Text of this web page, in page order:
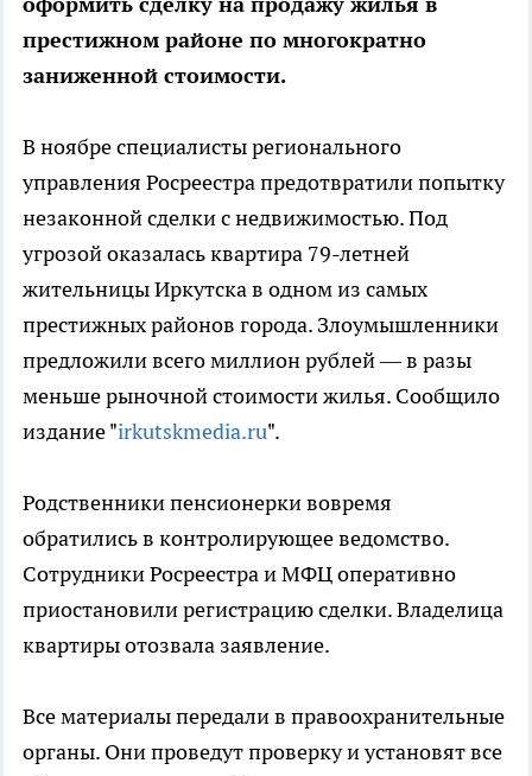
престижном районе по многократно
заниженной стоимости.
В ноябре специалисты регионального
управления Росреестра предотвратили попытку
незаконной сделки с недвижимостью. Под
угрозой оказалась квартира 79-летней
жительницы Иркутска в одном из самых
престижных районов города. Злоумышленники
предложили всего миллион рублей — в разы
меньше рыночной стоимости жилья. Сообщило
издание "irkutskmedia.ru".
Родственники пенсионерки вовремя
обратились в контролирующее ведомство.
Сотрудники Росреестра и МФЦ оперативно
приостановили регистрацию сделки. Владелица
квартиры отозвала заявление.
Все материалы передали в правоохранительные
органы. Они проведут проверку и установят все